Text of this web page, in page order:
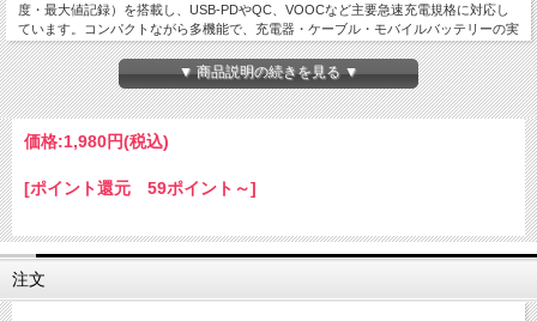
度・最大値記録）を搭載し、USB‑PDやQC、VOOCなど主要急速充電規格に対応し
ています。コンパクトながら多機能で、充電器・ケーブル・モバイルバッテリーの実
測評価に最適です。
・多機能＆多プロトコル対応！PDやQCなど多様な規格に対応し、合計6種類以上の
パラメータ測定！
実測評価に便利！
・コンパクト設計！携帯性も良く、“プラグ＆プレイ”形式で手軽に使える！
■Type-C 電圧電流計パワーメーター 電圧計電流計充電器容量テスター 多機能デジタ
ルディスプレイ DC 4-30V 12A
電流測定範囲:0～12 A
▼ 商品説明の続きを見る ▼
価格:1,980円(税込)
[ポイント還元 59ポイント～]
注文